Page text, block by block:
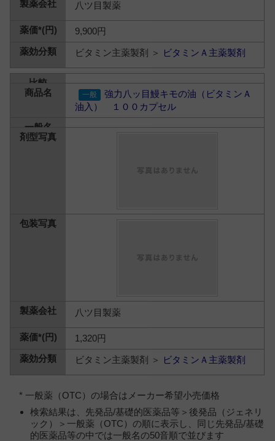
八ツ目製薬
9,900円
ビタミン主薬製剤 ＞ ビタミンＡ主薬製剤
強力八ッ目鰻キモの油（ビタミンＡ
油入） １００カプセル
八ツ目製薬
1,320円
ビタミン主薬製剤 ＞ ビタミンＡ主薬製剤
* 一般薬（OTC）の場合はメーカー希望小売価格
検索結果は、先発品/基礎的医薬品等＞後発品（ジェネリ
ック）＞一般薬（OTC）の順に表示し、同じ先発品/基礎
的医薬品等の中では一般名の50音順で並びます